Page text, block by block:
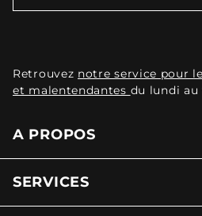
Retrouvez notre service pour
et malentendantes du lundi au
A PROPOS
SERVICES